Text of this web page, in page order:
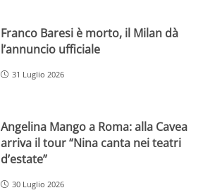
Franco Baresi è morto, il Milan dà
l’annuncio ufficiale
31 Luglio 2026
Angelina Mango a Roma: alla Cavea
arriva il tour “Nina canta nei teatri
d’estate”
30 Luglio 2026